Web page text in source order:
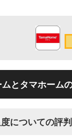
とタマホーム
についての評判